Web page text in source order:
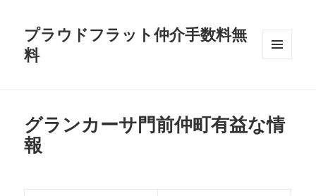
プラウドフラット仲介手数料無
料
グランカーサ門前仲町有益な情
報